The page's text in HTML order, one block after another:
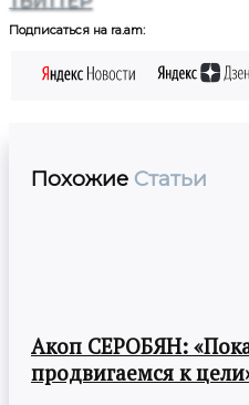
Подписаться на ra.am:
Похожие Статьи
Акоп СЕРОБЯН:
продвигаемся к